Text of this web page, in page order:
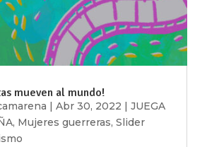
mueven al mundo!
| Abr 30, 2022 | JUEGA
, Mujeres guerreras, Slider